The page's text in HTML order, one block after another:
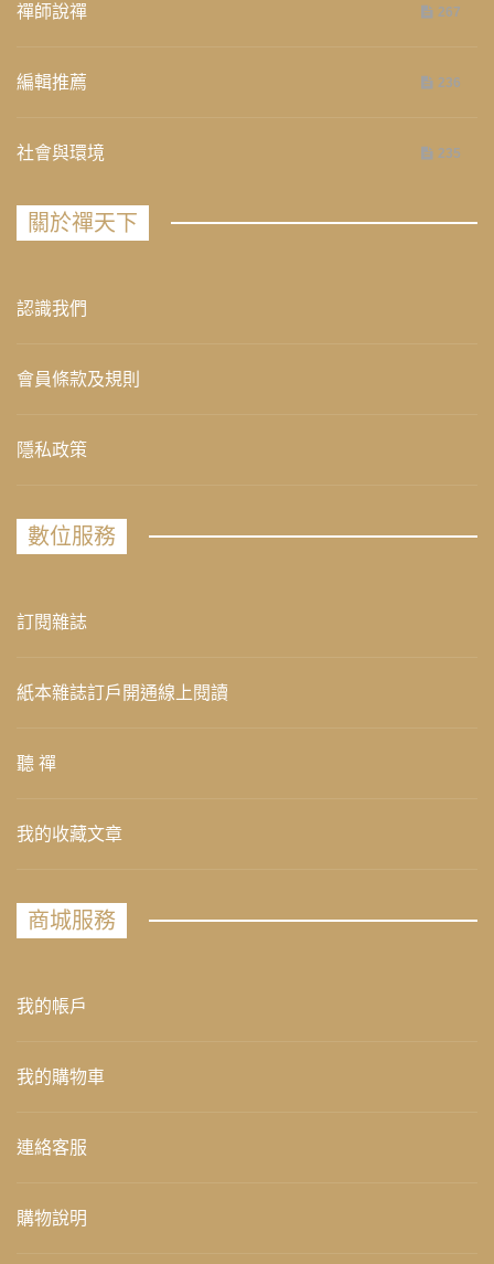
禪師說禪 267
編輯推薦 236
社會與環境 235
關於禪天下
認識我們
會員條款及規則
隱私政策
數位服務
訂閱雜誌
紙本雜誌訂戶開通線上閱讀
聽 禪
我的收藏文章
商城服務
我的帳戶
我的購物車
連絡客服
購物說明